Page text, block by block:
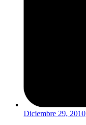
Diciembre 29, 2010